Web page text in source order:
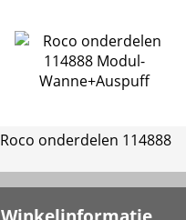
Roco onderdelen 114888